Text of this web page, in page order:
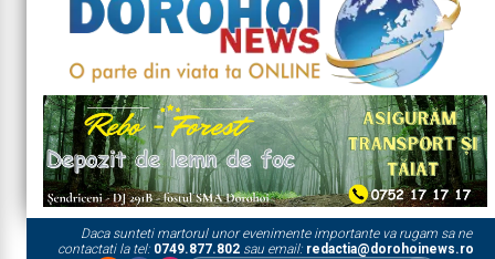
Daca sunteti martorul unor evenimente importante va rugam sa ne
contactati la tel: 0749.877.802sau email: redactia@dorohoinews.ro